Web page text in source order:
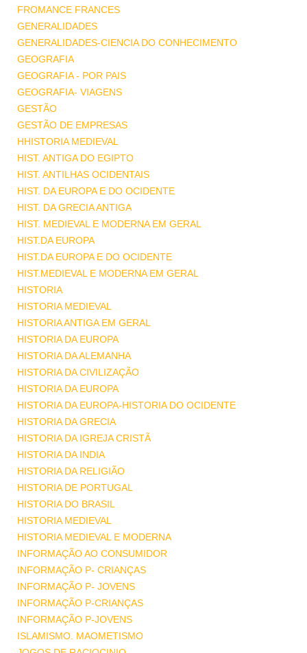
FROMANCE FRANCES
GENERALIDADES
GENERALIDADES-CIENCIA DO CONHECIMENTO
GEOGRAFIA
GEOGRAFIA - POR PAIS
GEOGRAFIA- VIAGENS
GESTÃO
GESTÃO DE EMPRESAS
HHISTORIA MEDIEVAL
HIST. ANTIGA DO EGIPTO
HIST. ANTILHAS OCIDENTAIS
HIST. DA EUROPA E DO OCIDENTE
HIST. DA GRECIA ANTIGA
HIST. MEDIEVAL E MODERNA EM GERAL
HIST.DA EUROPA
HIST.DA EUROPA E DO OCIDENTE
HIST.MEDIEVAL E MODERNA EM GERAL
HISTORIA
HISTORIA MEDIEVAL
HISTORIA ANTIGA EM GERAL
HISTORIA DA EUROPA
HISTORIA DA ALEMANHA
HISTORIA DA CIVILIZAÇÃO
HISTORIA DA EUROPA
HISTORIA DA EUROPA-HISTORIA DO OCIDENTE
HISTORIA DA GRECIA
HISTORIA DA IGREJA CRISTÃ
HISTORIA DA INDIA
HISTORIA DA RELIGIÃO
HISTORIA DE PORTUGAL
HISTORIA DO BRASIL
HISTORIA MEDIEVAL
HISTORIA MEDIEVAL E MODERNA
INFORMAÇÃO AO CONSUMIDOR
INFORMAÇÃO P- CRIANÇAS
INFORMAÇÃO P- JOVENS
INFORMAÇÃO P-CRIANÇAS
INFORMAÇÃO P-JOVENS
ISLAMISMO. MAOMETISMO